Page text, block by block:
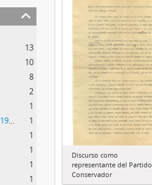
13
10
8
2
1
Junta Militar de Gobierno de Chile (1973-1990)
1
1
1
1
1
Discurso como
representante del Partido
Conservador